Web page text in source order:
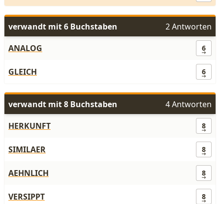
verwandt mit 6 Buchstaben
2 Antworten
ANALOG
6
GLEICH 6
verwandt mit 8 Buchstaben
4 Antworten
HERKUNFT
8
SIMILAER 8
AEHNLICH 8
VERSIPPT 8